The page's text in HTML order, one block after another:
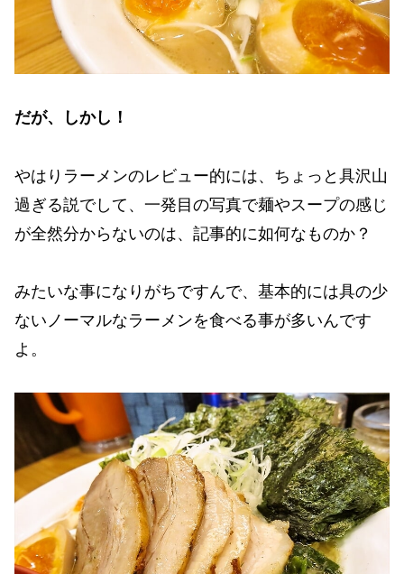
だが、しかし！
やはりラーメンのレビュー的には、ちょっと具沢山
過ぎる説でして、一発目の写真で麺やスープの感じ
が全然分からないのは、記事的に如何なものか？
みたいな事になりがちですんで、基本的には具の少
ないノーマルなラーメンを食べる事が多いんです
よ。